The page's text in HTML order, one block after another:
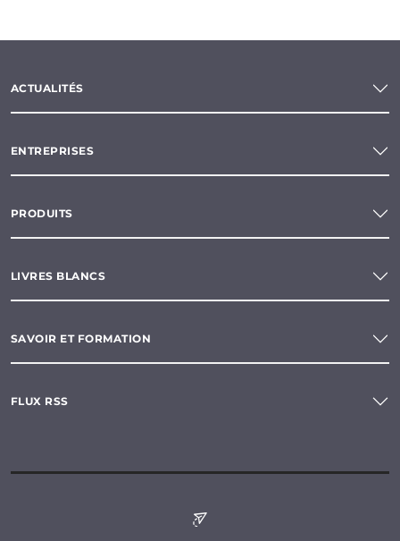
ACTUALITÉS
ENTREPRISES
PRODUITS
LIVRES BLANCS
SAVOIR ET FORMATION
FLUX RSS